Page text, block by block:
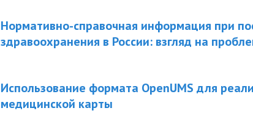
Нормативно-справочная информация при
здравоохранения в России: взгляд на
Использование формата OpenUMS для
медицинской карты